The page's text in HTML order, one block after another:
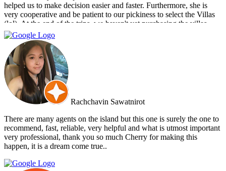
helped us to make decision easier and faster. Furthermore, she is
very cooperative and be patient to our pickiness to select the Villas
(lol). At the end of the trips, we haven't yet purchasing the villas
from Cherry and Doctor Property. However, I get to know a new
friend and surely if we have a new plan for new property. Cherry
and Doctor Property will be one of our very first choice to contact.
Bella & Tom
Rachchavin Sawatnirot
There are many agents on the island but this one is surely the one to
recommend, fast, reliable, very helpful and what is utmost important
very professional, thank you so much Cherry for making this
happen, it is a dream come true..